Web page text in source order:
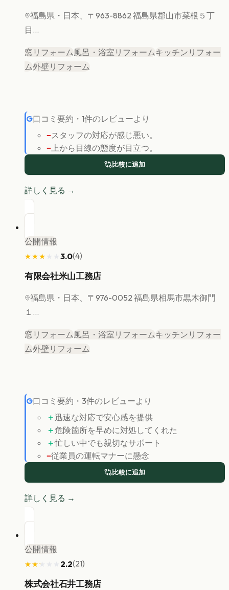
福島県 ・日本、〒963-8862 福島県郡山市菜根５丁
目...
窓リフォーム風呂・浴室リフォームキッチンリフォー
ム外壁リフォーム
G口コミ要約 ・ 1件のレビューより
−スタッフの対応が感じ悪い。
− 上から目線の態度が目立つ。
比較に追加
詳しく見る →
公開情報
★★★★★
★★★★★ 3.0(4)
有限会社米山工務店
福島県 ・日本、〒976-0052 福島県相馬市黒木御門
１...
窓リフォーム風呂・浴室リフォームキッチンリフォー
ム外壁リフォーム
G口コミ要約 ・ 3件のレビューより
＋迅速な対応で安心感を提供
＋危険箇所を早めに対処してくれた
＋忙しい中でも親切なサポート
−従業員の運転マナーに懸念
比較に追加
詳しく見る →
公開情報
★★★★★
★★★★★ 2.2(21)
株式会社石井工務店